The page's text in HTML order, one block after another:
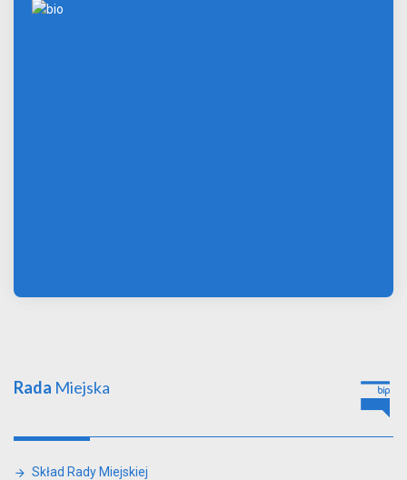
Rada Miejska
Skład Rady Miejskiej